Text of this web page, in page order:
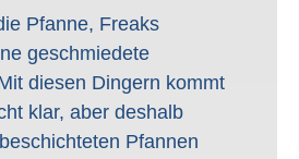
Pfanne, Freaks
geschmiedete
diesen Dingern kommt
klar, aber deshalb
Pfannen